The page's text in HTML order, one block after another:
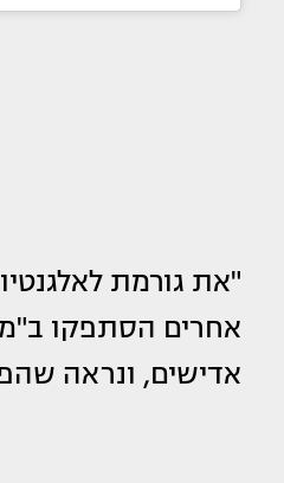
"את גורמת
אחרים הסתפקו
אדישים, ונראה